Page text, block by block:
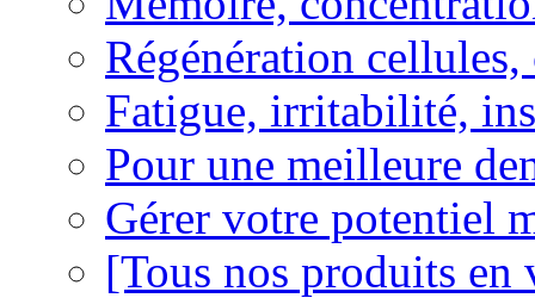
Régénération
Fatigue, irritabilité,
Pour une meilleure
Gérer votre potentiel
[Tous nos produits en